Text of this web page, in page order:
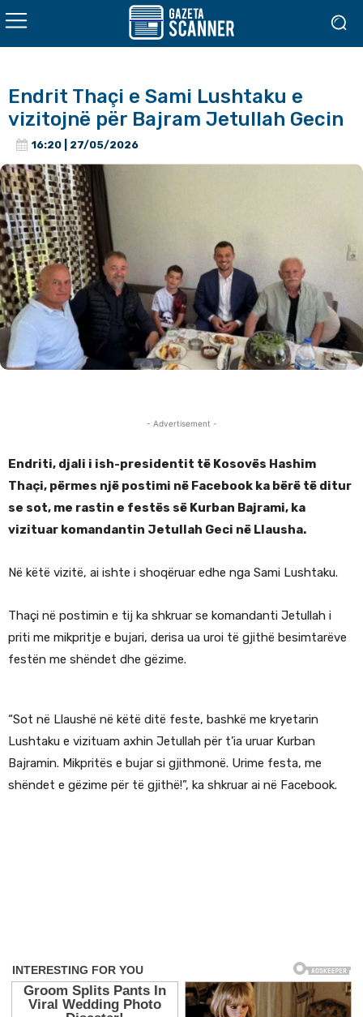
Endrit Thaçi e Sami Lushtaku e
vizitojnë për Bajram Jetullah Gecin
16:20 | 27/05/2026
- Advertisement -
Endriti, djali i ish-presidentit të Kosovës Hashim
Thaçi, përmes një postimi në Facebook ka bërë të ditur
se sot, me rastin e festës së Kurban Bajrami, ka
vizituar komandantin Jetullah Geci në Llausha.
Në këtë vizitë, ai ishte i shoqëruar edhe nga Sami Lushtaku.
Thaçi në postimin e tij ka shkruar se komandanti Jetullah i
priti me mikpritje e bujari, derisa ua uroi të gjithë besimtarëve
festën me shëndet dhe gëzime.
“Sot në Llaushë në këtë ditë feste, bashkë me kryetarin
Lushtaku e vizituam axhin Jetullah për t’ia uruar Kurban
Bajramin. Mikpritës e bujar si gjithmonë. Urime festa, me
shëndet e gëzime për të gjithë!”, ka shkruar ai në Facebook.